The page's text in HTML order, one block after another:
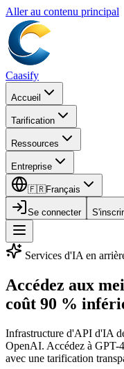
Aller au contenu principal
Caasify
Accueil
Tarification
Ressources
Entreprise
🇫🇷Français
Se connecter
Services d'IA en
Accédez aux
coût 90 %
Infrastructure d'API d'IA
OpenAI. Accédez à GPT-
avec une tarification